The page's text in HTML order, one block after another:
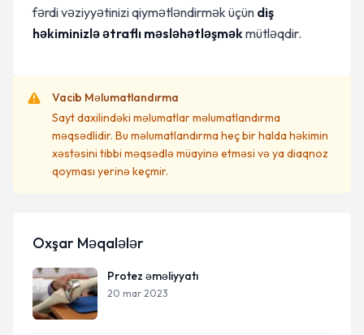
fərdi vəziyyətinizi qiymətləndirmək üçün diş
həkiminizlə ətraflı məsləhətləşməkmütləqdir.
Vacib Məlumatlandırma
Sayt daxilindəki məlumatlar məlumatlandırma
məqsədlidir. Bu məlumatlandırma heç bir halda həkimin
xəstəsini tibbi məqsədlə müayinə etməsi və ya diaqnoz
qoyması yerinə keçmir.
Oxşar Məqalələr
Protez əməliyyatı
20 mar 2023